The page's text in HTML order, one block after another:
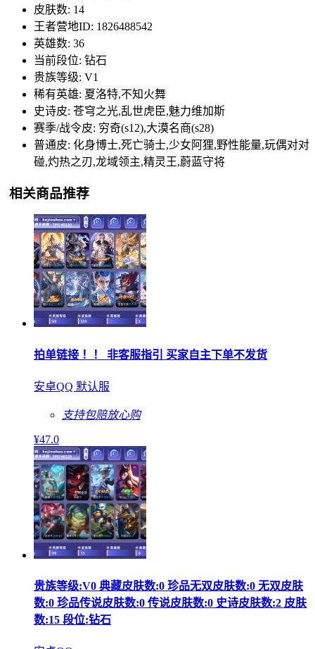
皮肤数: 14
王者营地ID: 1826488542
英雄数: 36
当前段位: 钻石
贵族等级: V1
稀有英雄: 夏洛特,不知火舞
史诗皮: 苍穹之光,乱世虎臣,魅力维加斯
赛季/战令皮: 穷奇(s12),大漠名商(s28)
普通皮: 化身博士,死亡骑士,少女阿狸,野性能量,玩偶对对
碰,灼热之刃,龙域领主,精灵王,蔚蓝守将
相关商品推荐
拍单链接 ！！ 非客服指引 买家自主下单不发货
安卓QQ 默认服
支持包赔放心购
¥47.0
贵族等级:V0 典藏皮肤数:0 珍品无双皮肤数:0 无双皮肤
数:0 珍品传说皮肤数:0 传说皮肤数:0 史诗皮肤数:2 皮肤
数:15 段位:钻石